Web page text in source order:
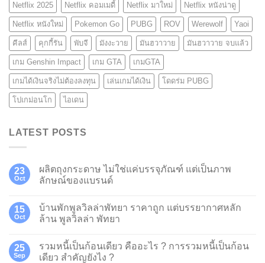
Netflix 2025 Netflix คอมเมดี้ Netflix มาใหม่ Netflix หนังน่าดู
Netflix หนังใหม่ Pokemon Go PUBG ROV Werewolf Yaoi
คีลส์ คุกกี้รัน พับจี มังงะวาย มันฮวาวาย มันฮวาวาย จบแล้ว
เกม Genshin Impact เกม GTA เกมGTA
เกมได้เงินจริงไม่ต้องลงทุน เล่นเกมได้เงิน โดดร่ม PUBG
โปเกม่อนโก ไอเดน
LATEST POSTS
23
Oct
ผลิตถุงกระดาษ ไม่ใช่แค่บรรจุภัณฑ์ แต่เป็นภาพ
ลักษณ์ของแบรนด์
15
Oct
บ้านพักพูลวิลล่าพัทยา ราคาถูก แต่บรรยากาศหลัก
ล้าน พูลวิลล่า พัทยา
25
Sep
รวมหนี้เป็นก้อนเดียว คืออะไร ? การรวมหนี้เป็นก้อน
เดียว สำคัญยังไง ?